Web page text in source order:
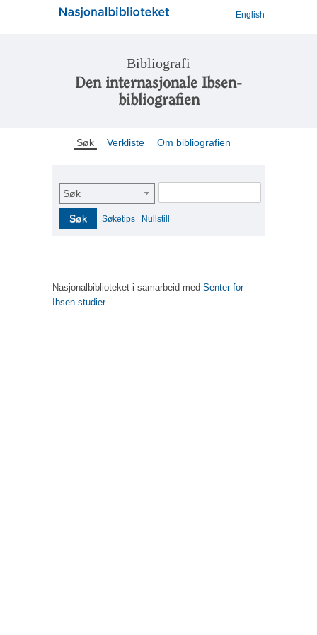
English
Bibliografi
Den internasjonale Ibsen-
bibliografien
Søk Verkliste Om bibliografien
Søk
Søk Søketips Nullstill
Nasjonalbiblioteket i samarbeid med Senter for
Ibsen-studier